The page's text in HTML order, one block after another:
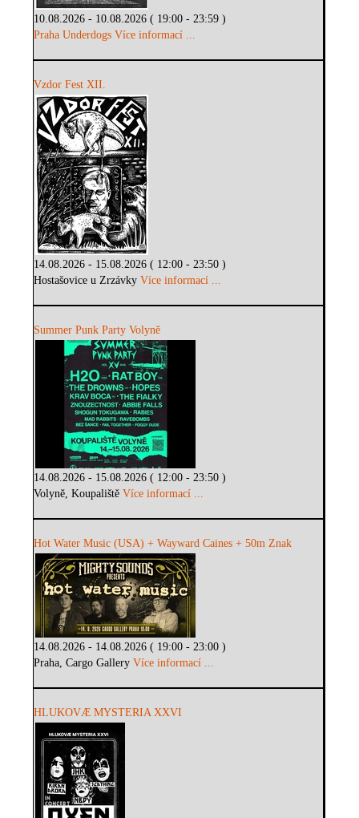
10.08.2026 - 10.08.2026 ( 19:00 - 23:59 )
Praha Underdogs Více informací ...
Vzdor Fest XII.
14.08.2026 - 15.08.2026 ( 12:00 - 23:50 )
Hostašovice u ZrzávkyVíce informací ...
Summer Punk Party Volyně
14.08.2026 - 15.08.2026 ( 12:00 - 23:50 )
Volyně, KoupalištěVíce informací ...
Hot Water Music (USA) + Wayward Caines + 50m Znak
14.08.2026 - 14.08.2026 ( 19:00 - 23:00 )
Praha, Cargo GalleryVíce informací ...
HLUKOVÆ MYSTERIA XXVI